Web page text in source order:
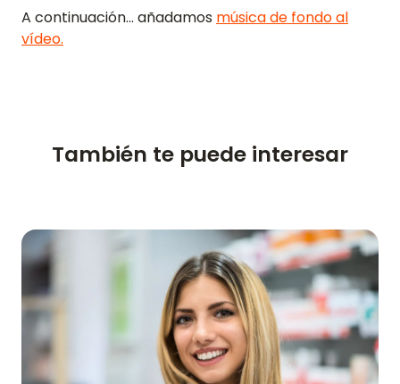
A continuación... añadamos música de fondo al
vídeo.
También te puede interesar